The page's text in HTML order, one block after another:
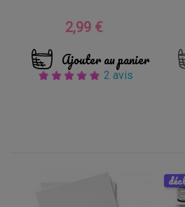
Prix
2,99 €
Ajouter au panier
2 avis